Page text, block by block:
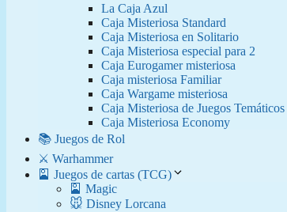
La Caja Azul
Caja Misteriosa Standard
Caja Misteriosa en Solitario
Caja Misteriosa especial para 2
Caja Eurogamer misteriosa
Caja misteriosa Familiar
Caja Wargame misteriosa
Caja Misteriosa de Juegos Temáticos
Caja Misteriosa Economy
📚 Juegos de Rol
⚔️ Warhammer
🎴 Juegos de cartas (TCG)
🎴 Magic
🐭 Disney Lorcana